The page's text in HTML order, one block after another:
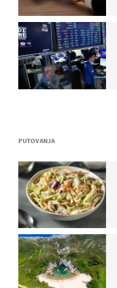
PUTOVANJA